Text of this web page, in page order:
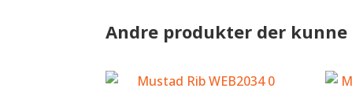
Andre produkter der